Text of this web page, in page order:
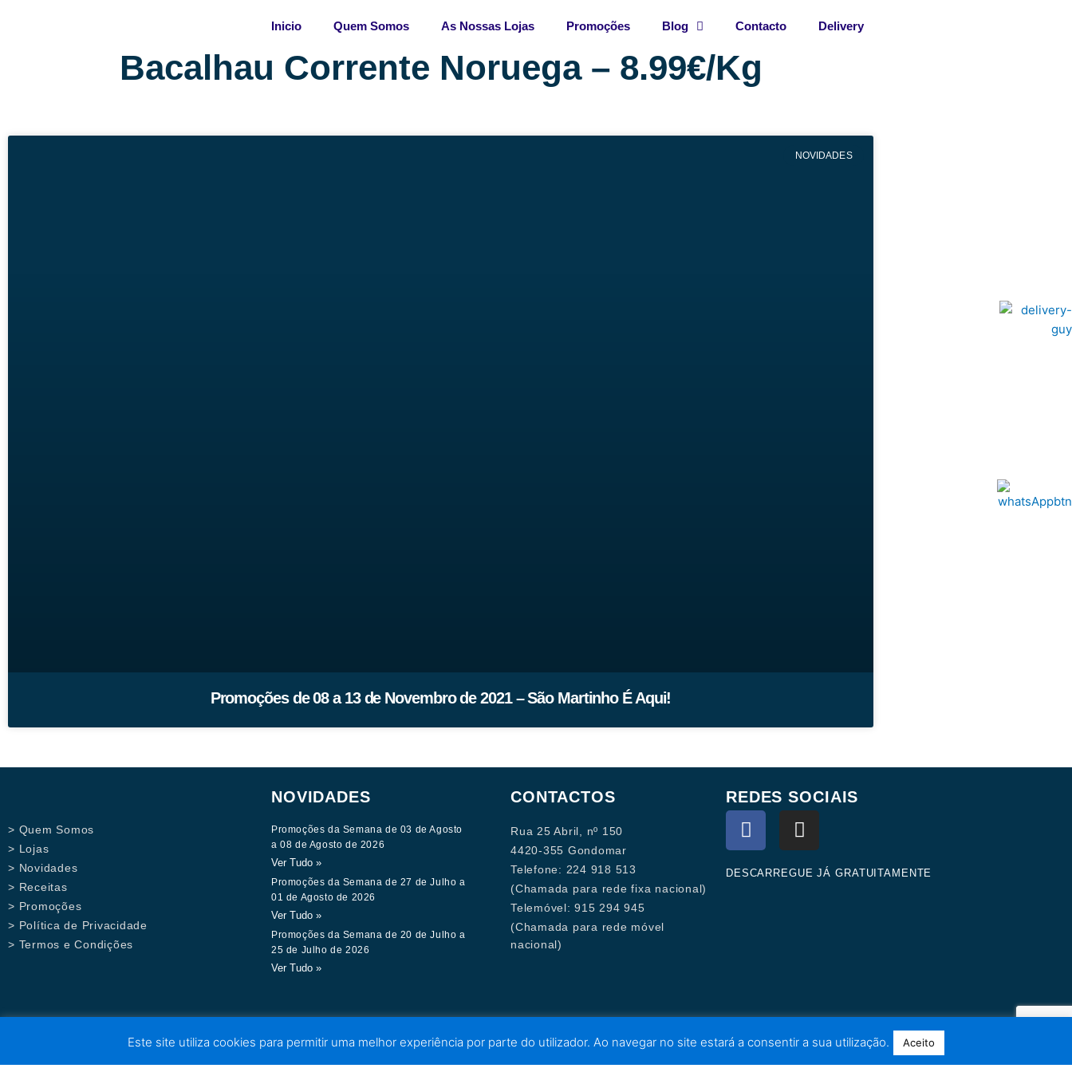
Inicio Quem Somos As Nossas Lojas Promoções Blog Contacto Delivery
Bacalhau Corrente Noruega – 8.99€/Kg
NOVIDADES
Promoções de 08 a 13 de Novembro de 2021 – São Martinho É Aqui!
> Quem Somos
> Lojas
> Novidades
> Receitas
> Promoções
> Política de Privacidade
> Termos e Condições
NOVIDADES
Promoções da Semana de 03 de Agosto
a 08 de Agosto de 2026
Ver Tudo »
Promoções da Semana de 27 de Julho a
01 de Agosto de 2026
Ver Tudo »
Promoções da Semana de 20 de Julho a
25 de Julho de 2026
Ver Tudo »
CONTACTOS
Rua 25 Abril, nº 150
4420-355 Gondomar
Telefone: 224 918 513
(Chamada para rede fixa nacional)
Telemóvel: 915 294 945
(Chamada para rede móvel
nacional)
REDES SOCIAIS
F
a
c
e
I
n
s
t
DESCARREGUE JÁ GRATUITAMENTE
Este site utiliza cookies para permitir uma melhor experiência por parte do utilizador. Ao navegar no site estará a consentir a sua utilização. Aceito